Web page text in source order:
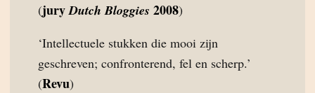
(juryDutch Bloggies 2008)
‘Intellectuele stukken die mooi zijn
geschreven; confronterend, fel en scherp.’
(Revu)